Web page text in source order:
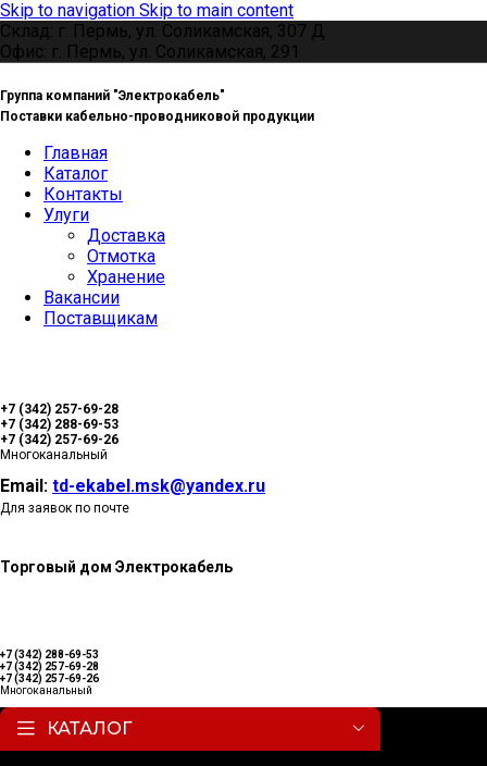
Skip to navigation Skip to main content
Склад: г. Пермь, ул. Соликамская, 307 Д
Офис: г. Пермь, ул. Соликамская, 291
Группа компаний "Электрокабель"
Поставки кабельно-проводниковой продукции
Главная
Каталог
Контакты
Улуги
Доставка
Отмотка
Хранение
Вакансии
Поставщикам
+7 (342) 257-69-28
+7 (342) 288-69-53
+7 (342) 257-69-26
Многоканальный
Email: td-ekabel.msk@yandex.ru
Для заявок по почте
Торговый дом Электрокабель
+7 (342) 288-69-53
+7 (342) 257-69-28
+7 (342) 257-69-26
Многоканальный
КАТАЛОГ